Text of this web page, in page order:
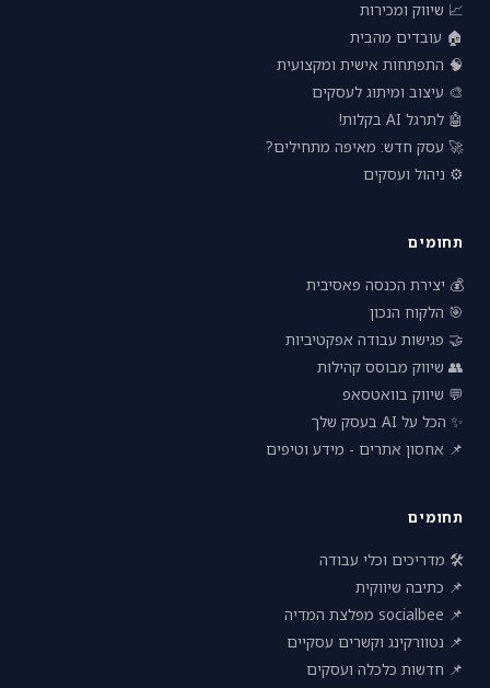
📈 שיווק ומכירות
🏠 עובדים מהבית
🧠 התפתחות אישית ומקצועית
🎨 עיצוב ומיתוג לעסקים
🤖 לתרגל AI בקלות!
🚀 עסק חדש: מאיפה מתחילים?
⚙️ ניהול ועסקים
תחומים
💰 יצירת הכנסה פאסיבית
🎯 הלקוח הנכון
🤝 פגישות עבודה אפקטיביות
👥 שיווק מבוסס קהילות
💬 שיווק בוואטסאפ
✨ הכל על AI בעסק שלך
📌 אחסון אתרים - מידע וטיפים
תחומים
🛠 מדריכים וכלי עבודה
📌 כתיבה שיווקית
📌 socialbee מפלצת המדיה
📌 נטוורקינג וקשרים עסקיים
📌 חדשות כלכלה ועסקים